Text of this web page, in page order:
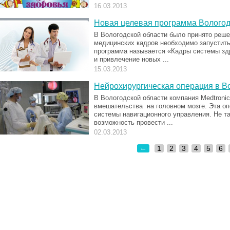
16.03.2013
Новая целевая программа
В Вологодской области было принято
медицинских кадров необходимо
программа называется «Кадры системы
и привлечение новых ...
15.03.2013
Нейрохирургическая операция в
В Вологодской области компания
вмешательства на головном мозге. Эта
системы навигационного управления. Не
возможность провести ...
02.03.2013
← 1 2 3 4 5 6